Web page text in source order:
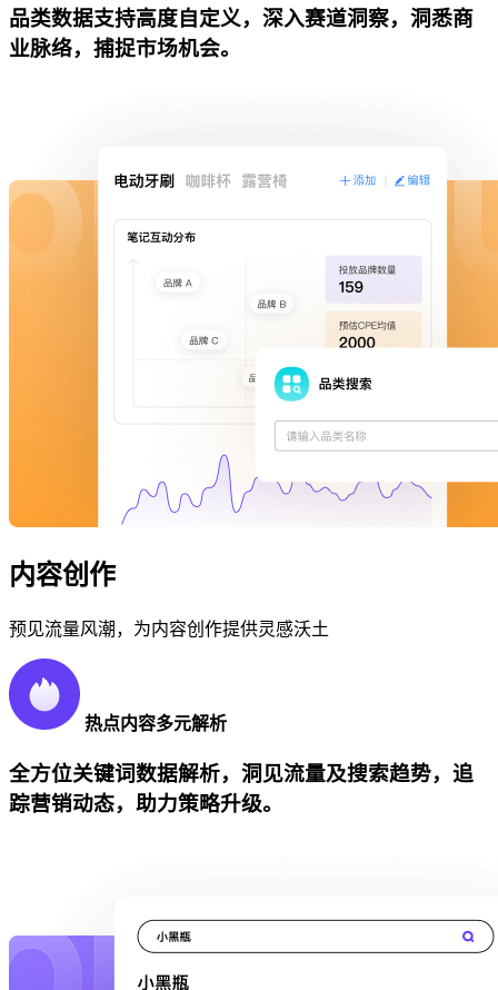
品类数据支持高度自定义，深入赛道洞察，洞悉商
业脉络，捕捉市场机会。
内容创作
预见流量风潮，为内容创作提供灵感沃土
热点内容多元解析
全方位关键词数据解析，洞见流量及搜索趋势，追
踪营销动态，助力策略升级。